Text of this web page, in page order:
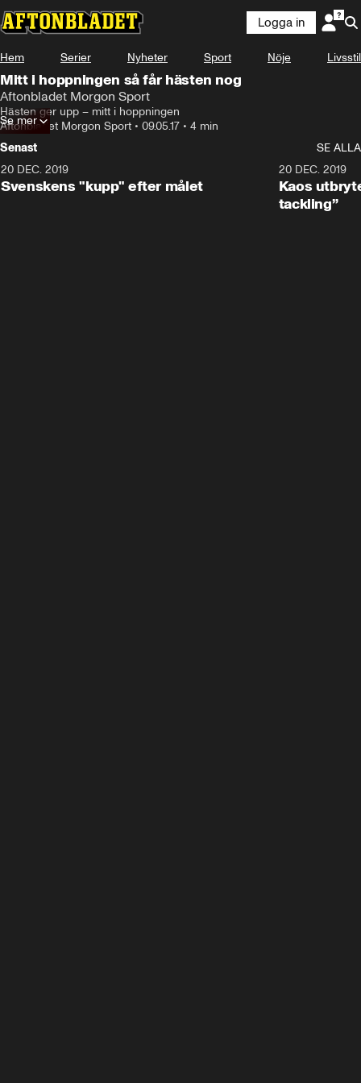
Denna videofil kan inte spelas.
Fel kod:232011
Logga in
Hem Serier Nyheter Sport Nöje Livsstil
Mitt i hoppningen så får hästen nog
Aftonbladet Morgon Sport
Hästen ger upp – mitt i hoppningen
Aftonbladet Morgon Sport • 09.05.17 • 4 min
Se mer
Senast
SE ALLA
20 DEC. 2019
Svenskens "kupp" efter målet
20 DEC. 2019
Kaos
tackling”